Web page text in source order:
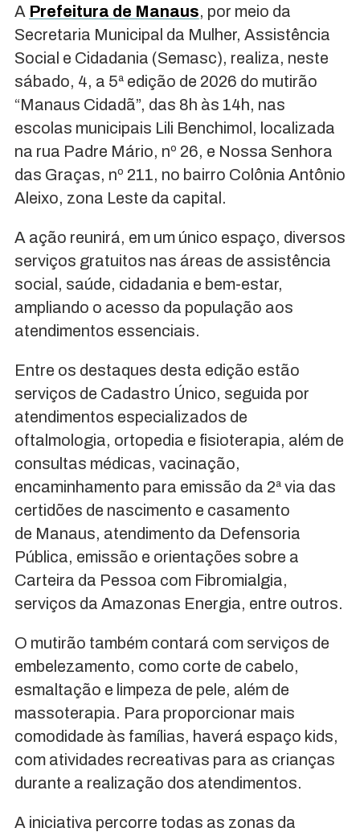
A Prefeitura de Manaus, por meio da
Secretaria Municipal da Mulher, Assistência
Social e Cidadania (Semasc), realiza, neste
sábado, 4, a 5ª edição de 2026 do mutirão
“Manaus Cidadã”, das 8h às 14h, nas
escolas municipais Lili Benchimol, localizada
na rua Padre Mário, nº 26, e Nossa Senhora
das Graças, nº 211, no bairro Colônia Antônio
Aleixo, zona Leste da capital.
A ação reunirá, em um único espaço, diversos
serviços gratuitos nas áreas de assistência
social, saúde, cidadania e bem-estar,
ampliando o acesso da população aos
atendimentos essenciais.
Entre os destaques desta edição estão
serviços de Cadastro Único, seguida por
atendimentos especializados de
oftalmologia, ortopedia e fisioterapia, além de
consultas médicas, vacinação,
encaminhamento para emissão da 2ª via das
certidões de nascimento e casamento
de Manaus, atendimento da Defensoria
Pública, emissão e orientações sobre a
Carteira da Pessoa com Fibromialgia,
serviços da Amazonas Energia, entre outros.
O mutirão também contará com serviços de
embelezamento, como corte de cabelo,
esmaltação e limpeza de pele, além de
massoterapia. Para proporcionar mais
comodidade às famílias, haverá espaço kids,
com atividades recreativas para as crianças
durante a realização dos atendimentos.
A iniciativa percorre todas as zonas da